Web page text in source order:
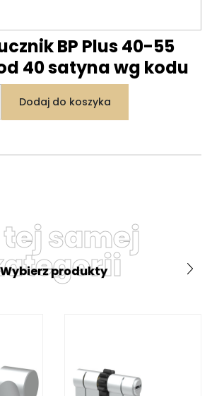
BP Plus 40-55
40 satyna wg kodu
Dodaj do koszyka
tej samej
Wybierz produkty